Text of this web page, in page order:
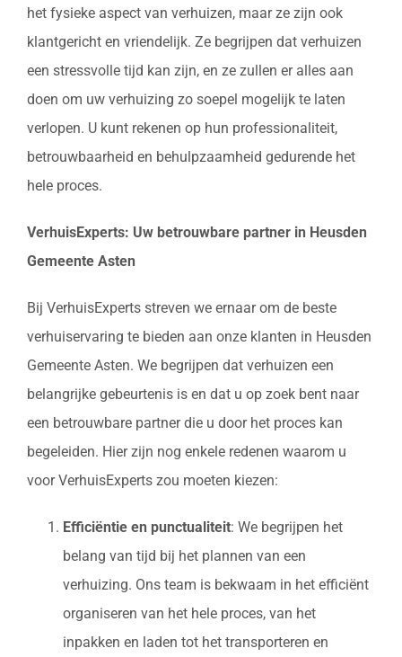
het fysieke aspect van verhuizen, maar ze zijn ook
klantgericht en vriendelijk. Ze begrijpen dat verhuizen
een stressvolle tijd kan zijn, en ze zullen er alles aan
doen om uw verhuizing zo soepel mogelijk te laten
verlopen. U kunt rekenen op hun professionaliteit,
betrouwbaarheid en behulpzaamheid gedurende het
hele proces.
VerhuisExperts: Uw betrouwbare partner in Heusden
Gemeente Asten
Bij VerhuisExperts streven we ernaar om de beste
verhuiservaring te bieden aan onze klanten in Heusden
Gemeente Asten. We begrijpen dat verhuizen een
belangrijke gebeurtenis is en dat u op zoek bent naar
een betrouwbare partner die u door het proces kan
begeleiden. Hier zijn nog enkele redenen waarom u
voor VerhuisExperts zou moeten kiezen:
Efficiëntie en punctualiteit: We begrijpen het
belang van tijd bij het plannen van een
verhuizing. Ons team is bekwaam in het efficiënt
organiseren van het hele proces, van het
inpakken en laden tot het transporteren en